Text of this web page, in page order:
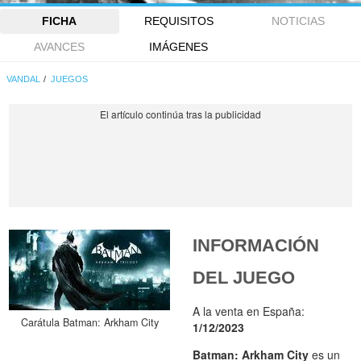
FICHA REQUISITOS
NOTICIAS
AVANCES
IMÁGENES
VANDAL JUEGOS
Carátula Batman: Arkham City
INFORMACIÓN
DEL JUEGO
A la venta en España:
1/12/2023
Batman: Arkham City es un